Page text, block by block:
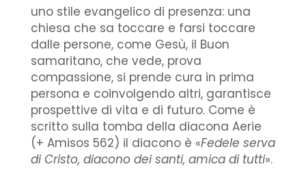
uno stile evangelico di presenza: una
chiesa che sa toccare e farsi toccare
dalle persone, come Gesù, il Buon
samaritano, che vede, prova
compassione, si prende cura in prima
persona e coinvolgendo altri, garantisce
prospettive di vita e di futuro. Come è
scritto sulla tomba della diacona Aerie
(+ Amisos 562) il diacono è «Fedele serva
di Cristo, diacono dei santi, amica di tutti».